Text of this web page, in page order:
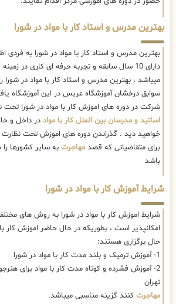
بهترین مدرس و استاد کار با مواد در شورا
بهترین مدرس و استاد کار با مواد در شورا به فردی
دارای 10 سال سابقه و تجربه حرفه ای کاری در
میباشد ، بهترین مدرس و استاد کار با مواد در شورا
سوابق درخشان آموزشگاه عریس در این آموزشگاه
شرکت در دوره های اموزش کار با مواد در شورا تحت
اساتید و مدرسان بین الملل کار با مواد در داخل و
خواهید دید . گذراندن دوره های اموزش تحت نظارت
برای متقاضیانی که قصد مهاجرت به سایر کشورها را
باشد
شرایط آموزش کار با مواد در شورا
شرایط اموزش کار با مواد در شورا به روش های
امکانپذیر است ، بطوریکه در حال حاضر اموزش کار
حال برگزاری هستند:
1- آموزش ترمیک و بلند مدت کار با مواد در شورا
2- آموزش فشرده و کوتاه مدت کار با مواد برای
تهران
مهاجرت کنند گزینه مناسبی میباشد.